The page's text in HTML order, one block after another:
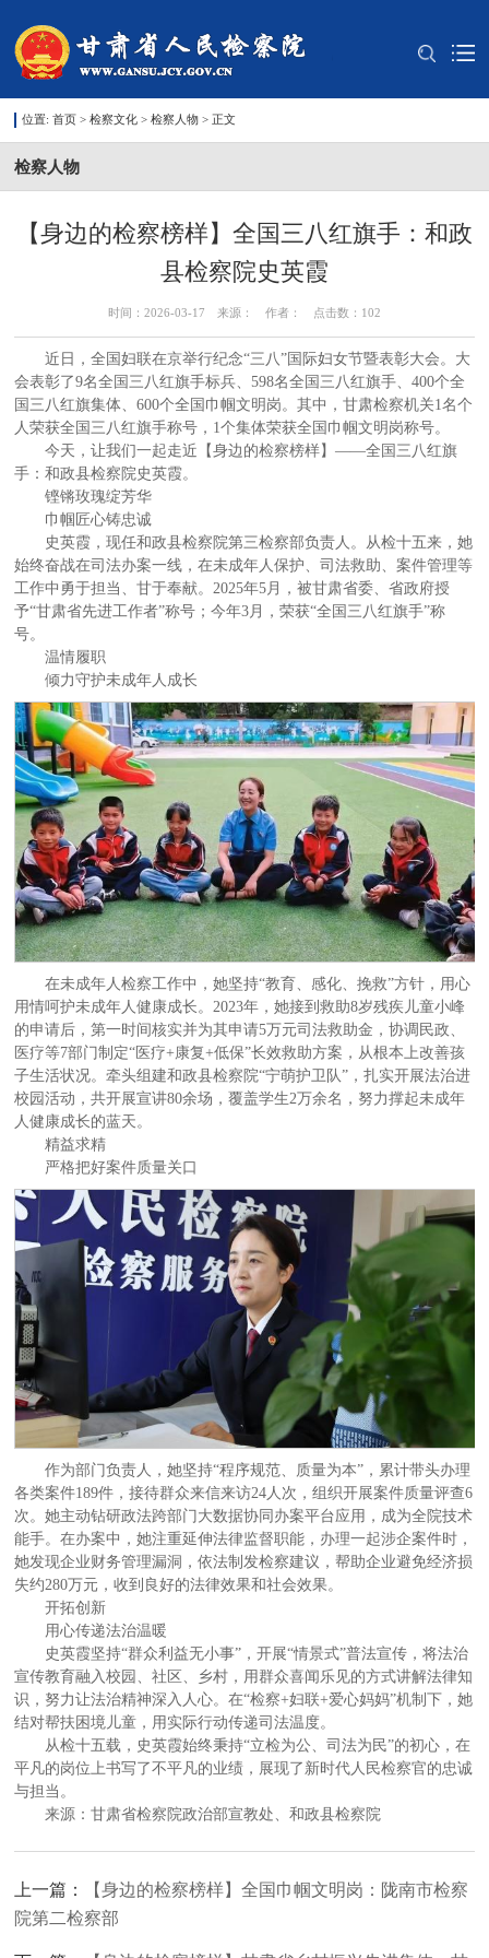
位置: 首页> 检察文化> 检察人物> 正文
检察人物
【身边的检察榜样】全国三八红旗手：和政
县检察院史英霞
时间：2026-03-17 来源： 作者： 点击数： 102
近日，全国妇联在京举行纪念“三八”国际妇女节暨表彰大会。大
会表彰了9名全国三八红旗手标兵、598名全国三八红旗手、400个全
国三八红旗集体、600个全国巾帼文明岗。其中，甘肃检察机关1名个
人荣获全国三八红旗手称号，1个集体荣获全国巾帼文明岗称号。
今天，让我们一起走近【身边的检察榜样】——全国三八红旗
手：和政县检察院史英霞。
铿锵玫瑰绽芳华
巾帼匠心铸忠诚
史英霞，现任和政县检察院第三检察部负责人。从检十五来，她
始终奋战在司法办案一线，在未成年人保护、司法救助、案件管理等
工作中勇于担当、甘于奉献。2025年5月，被甘肃省委、省政府授
予“甘肃省先进工作者”称号；今年3月，荣获“全国三八红旗手”称
号。
温情履职
倾力守护未成年人成长
在未成年人检察工作中，她坚持“教育、感化、挽救”方针，用心
用情呵护未成年人健康成长。2023年，她接到救助8岁残疾儿童小峰
的申请后，第一时间核实并为其申请5万元司法救助金，协调民政、
医疗等7部门制定“医疗+康复+低保”长效救助方案，从根本上改善孩
子生活状况。牵头组建和政县检察院“宁萌护卫队”，扎实开展法治进
校园活动，共开展宣讲80余场，覆盖学生2万余名，努力撑起未成年
人健康成长的蓝天。
精益求精
严格把好案件质量关口
作为部门负责人，她坚持“程序规范、质量为本”，累计带头办理
各类案件189件，接待群众来信来访24人次，组织开展案件质量评查6
次。她主动钻研政法跨部门大数据协同办案平台应用，成为全院技术
能手。在办案中，她注重延伸法律监督职能，办理一起涉企案件时，
她发现企业财务管理漏洞，依法制发检察建议，帮助企业避免经济损
失约280万元，收到良好的法律效果和社会效果。
开拓创新
用心传递法治温暖
史英霞坚持“群众利益无小事”，开展“情景式”普法宣传，将法治
宣传教育融入校园、社区、乡村，用群众喜闻乐见的方式讲解法律知
识，努力让法治精神深入人心。在“检察+妇联+爱心妈妈”机制下，她
结对帮扶困境儿童，用实际行动传递司法温度。
从检十五载，史英霞始终秉持“立检为公、司法为民”的初心，在
平凡的岗位上书写了不平凡的业绩，展现了新时代人民检察官的忠诚
与担当。
来源：甘肃省检察院政治部宣教处、和政县检察院
上一篇：
【身边的检察榜样】全国巾帼文明岗：陇南市检察
院第二检察部